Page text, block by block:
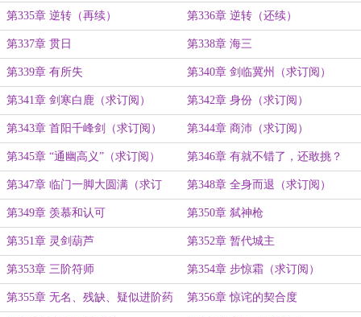
第335章 逆转（再续） 第336章 逆转（还续）
第337章 贯日 第338章 海三
第339章 有所失 第340章 剑临冀州（求订阅）
第341章 剑寒白鹿（求订阅） 第342章 身份（求订阅）
第343章 首阳千峰剑（求订阅） 第344章 商沛（求订阅）
第345章 “通幽高义”（求订阅） 第346章 有就不错了，还敢挑？
第347章 临门一脚大圆满（求订
阅）
第348章 全身而退（求订阅）
第349章 羡慕和认可 第350章 弑神枪
第351章 灵剑葫芦 第352章 暂代城主
第353章 三阶符师 第354章 步惊霜（求订阅）
第355章 无名、残缺、疑似进阶药 第356章 惊诧的契合度